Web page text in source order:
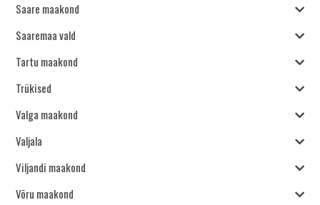
Saare maakond
Saaremaa vald
Tartu maakond
Trükised
Valga maakond
Valjala
Viljandi maakond
Võru maakond